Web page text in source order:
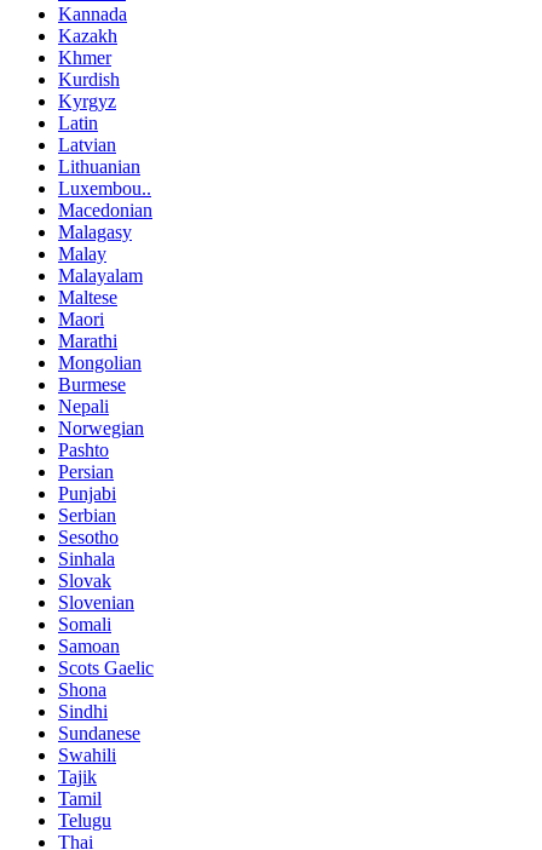
Kannada
Kazakh
Khmer
Kurdish
Kyrgyz
Latin
Latvian
Lithuanian
Luxembou..
Macedonian
Malagasy
Malay
Malayalam
Maltese
Maori
Marathi
Mongolian
Burmese
Nepali
Norwegian
Pashto
Persian
Punjabi
Serbian
Sesotho
Sinhala
Slovak
Slovenian
Somali
Samoan
Scots Gaelic
Shona
Sindhi
Sundanese
Swahili
Tajik
Tamil
Telugu
Thai